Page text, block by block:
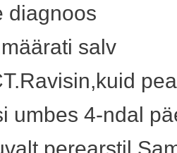
diagnoos
salv
umbes 4-ndal